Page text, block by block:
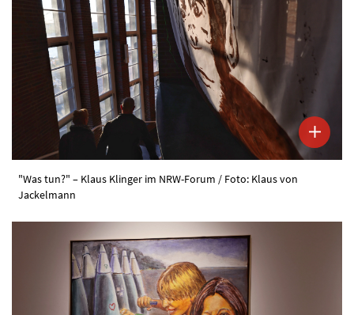
"Was tun?" – Klaus Klinger im NRW-Forum / Foto: Klaus von
Jackelmann